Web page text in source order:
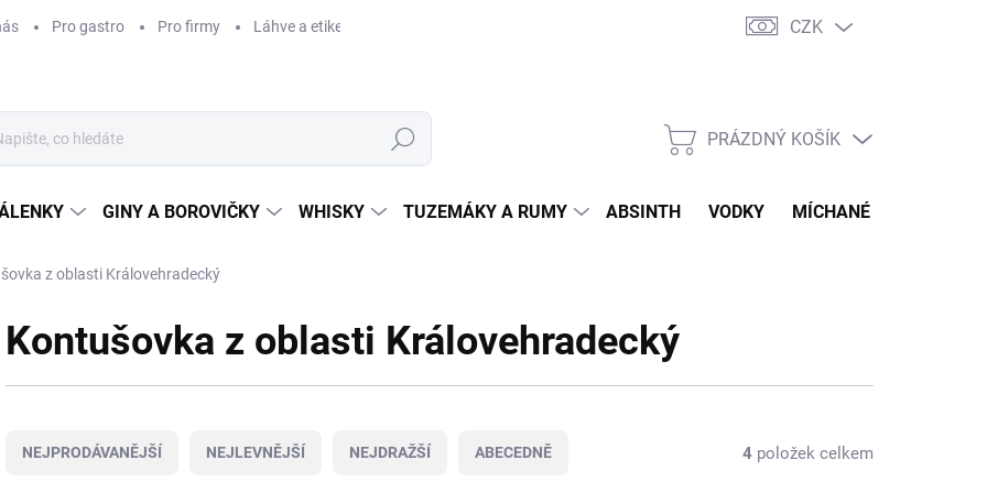
Pro gastro Pro firmy Láhve a etikety na míru Doprava Jak balíme zásilky
CZK
Hledat
NÁKUPNÍ
PRÁZDNÝ KOŠÍK
GINY A BOROVIČKY WHISKY TUZEMÁKY A RUMY ABSINTH VODKY MÍCHANÉ DRINKY
z oblasti Královehradecký
Kontušovka z oblasti Královehradecký
NEJPRODÁVANĚJŠÍ NEJLEVNĚJŠÍ NEJDRAŽŠÍ ABECEDNĚ 4 položek celkem